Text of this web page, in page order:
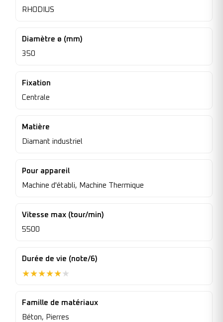
RHODIUS
Diamètre ø (mm)
350
Fixation
Centrale
Matière
Diamant industriel
Pour appareil
Machine d'établi, Machine Thermique
Vitesse max (tour/min)
5500
Durée de vie (note/6)
★★★★★★
Famille de matériaux
Béton, Pierres